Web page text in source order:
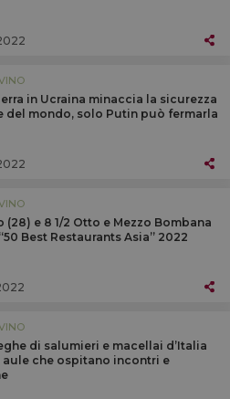
in Ucraina minaccia la sicurezza
del mondo, solo Putin può fermarla
(28) e 8 1/2 Otto e Mezzo Bombana
Best Restaurants Asia” 2022
di salumieri e macellai d’Italia
aule che ospitano incontri e